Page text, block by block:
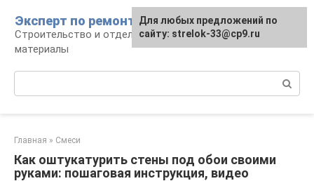
контенту
Эксперт по ремонту
Строительство и отделка: работы и
материалы
Главная » Смеси
Как оштукатурить стены под обои своими
руками: пошаговая инструкция, видео
Для любых предложений по
сайту: strelok-33@cp9.ru
Для любых предложений по
сайту: strelok-33@cp9.ru